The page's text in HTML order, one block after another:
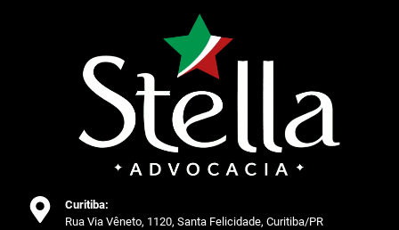
Curitiba:
Rua Via Vêneto, 1120, Santa Felicidade, Curitiba/PR